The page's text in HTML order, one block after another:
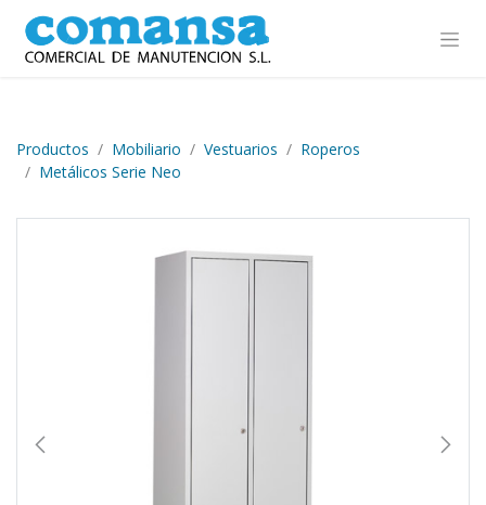
Ir al contenido
Productos Mobiliario Vestuarios
Roperos
Metálicos Serie Neo